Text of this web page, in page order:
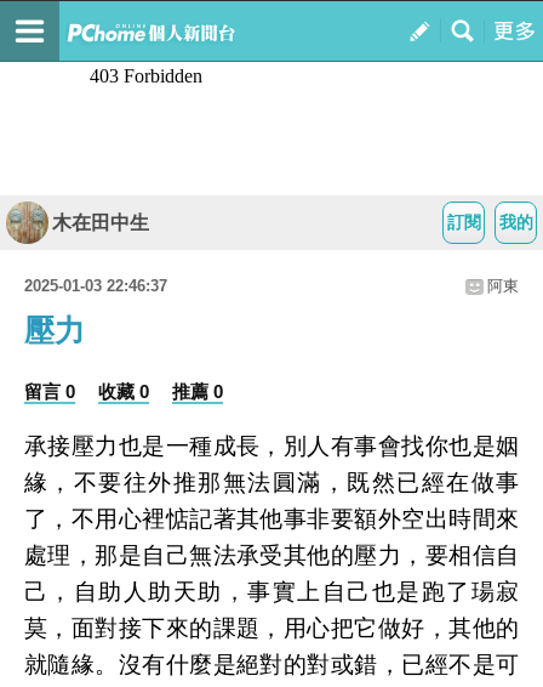
我的
訂閱
木在田中生
2025-01-03 22:46:37 阿東
壓力
留言 0 收藏 0 推薦 0
承接壓力也是一種成長，別人有事會找你也是姻
緣，不要往外推那無法圓滿，既然已經在做事
了，不用心裡惦記著其他事非要額外空出時間來
處理，那是自己無法承受其他的壓力，要相信自
己，自助人助天助，事實上自己也是跑了瑒寂
莫，面對接下來的課題，用心把它做好，其他的
就隨緣。沒有什麼是絕對的對或錯，已經不是可